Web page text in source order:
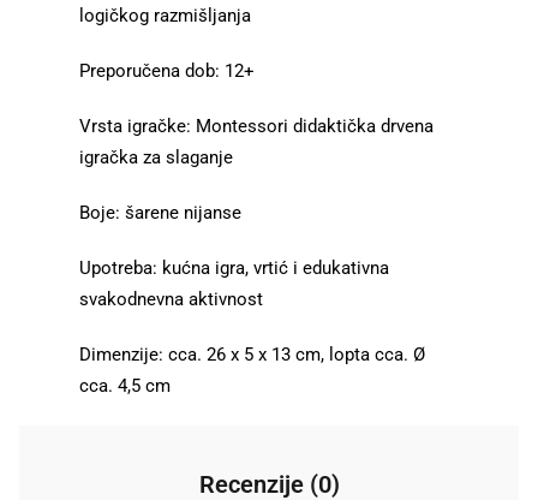
logičkog razmišljanja
Preporučena dob: 12+
Vrsta igračke: Montessori didaktička drvena
igračka za slaganje
Boje: šarene nijanse
Upotreba: kućna igra, vrtić i edukativna
svakodnevna aktivnost
Dimenzije: cca. 26 x 5 x 13 cm, lopta cca. Ø
cca. 4,5 cm
Recenzije (0)